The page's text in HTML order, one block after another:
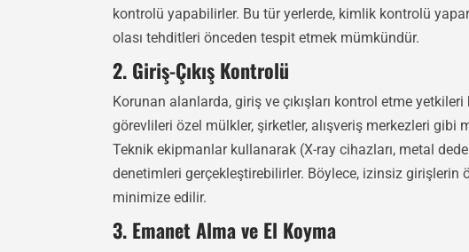
kontrolü yapabilirler. Bu tür yerlerde, kimlik kontrolü
olası tehditleri önceden tespit etmek mümkündür.
2. Giriş-Çıkış Kontrolü
Korunan alanlarda, giriş ve çıkışları kontrol etme
görevlileri özel mülkler, şirketler, alışveriş merkezleri gibi
Teknik ekipmanlar kullanarak (X-ray cihazları, metal
denetimleri gerçekleştirebilirler. Böylece, izinsiz girişlerin
minimize edilir.
3. Emanet Alma ve El Koyma